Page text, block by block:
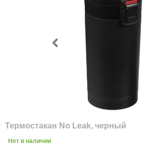
Термостакан No Leak, черный
Нет в наличии